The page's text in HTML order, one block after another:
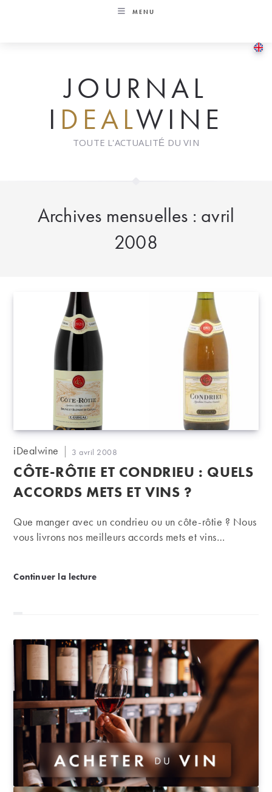
MENU
JOURNAL
I DEALWINE
TOUTE L'ACTUALITÉ DU VIN
Archives mensuelles : avril
2008
Auteur/autrice
la
publication :
iDealwine
Publication
publiée :
3 avril 2008
CÔTE-RÔTIE ET CONDRIEU : QUELS
ACCORDS METS ET VINS ?
Que manger avec un condrieu ou un côte-rôtie ? Nous
vous livrons nos meilleurs accords mets et vins…
Continuer la lectureCôte-Rôtie et Condrieu : quels accords mets et vins